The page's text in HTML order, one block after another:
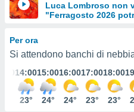
simili,
ACCETTA
CONTINUA
IMPOSTAZIONI
Luca Lombroso non
"Ferragosto 2026
Per ora
Si attendono banchi di
14:00
23°
15:00
24°
16:00
24°
17:00
23°
18:00
23°